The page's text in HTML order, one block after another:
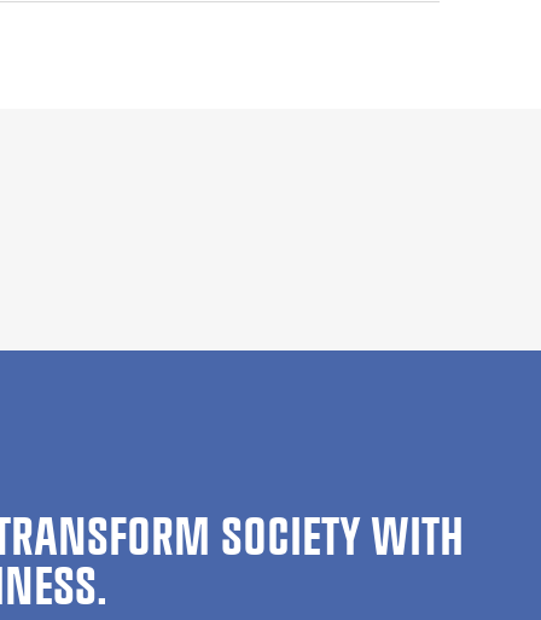
SOCIETY WITH